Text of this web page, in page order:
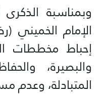
وبمناسبة الذكرى
الإمام الخميني
إحباط مخططات
والبصيرة،
المتبادلة، وعدم